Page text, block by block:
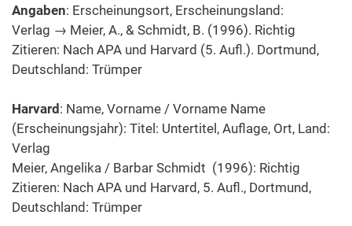
Angaben: Erscheinungsort, Erscheinungsland:
Verlag → Meier, A., & Schmidt, B. (1996). Richtig
Zitieren: Nach APA und Harvard (5. Aufl.). Dortmund,
Deutschland: Trümper
Harvard : Name, Vorname / Vorname Name
(Erscheinungsjahr): Titel: Untertitel, Auflage, Ort, Land:
Verlag
Meier, Angelika / Barbar Schmidt (1996): Richtig
Zitieren: Nach APA und Harvard, 5. Aufl., Dortmund,
Deutschland: Trümper